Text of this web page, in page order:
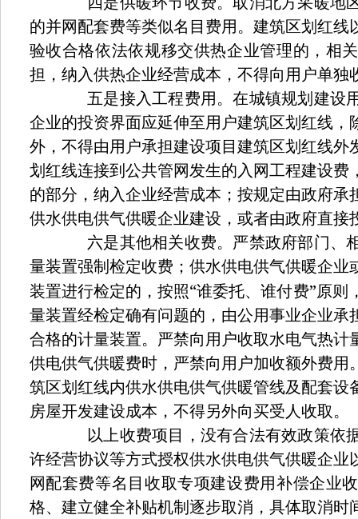
的并网配套费等类似名目费用。建筑区划红线
验收合格依法依规移交供热企业管理的，相
担，纳入供热企业经营成本，不得向用户单独
五是接入工程费用。在城镇规划建设
企业的投资界面应延伸至用户建筑区划红线，
外，不得由用户承担建设项目建筑区划红线外
划红线连接到公共管网发生的入网工程建设费
的部分，纳入企业经营成本；按规定由政府承
供水供电供气供暖企业建设，或者由政府直接
六是其他相关收费。严禁政府部门、
量装置强制检定收费；供水供电供气供暖企业
装置进行检定的，按照“谁委托、谁付费”原则
量装置经检定确有问题的，由公用事业企业承
合格的计量装置。严禁向用户收取水电气热计
供电供气供暖费时，严禁向用户加收额外费用
筑区划红线内供水供电供气供暖管线及配套设
房屋开发建设成本，不得另外向买受人收取。
以上收费项目，没有合法有效政策依
许经营协议等方式授权供水供电供气供暖企业
网配套费等名目收取专项建设费用补偿企业
格、建立健全补贴机制逐步取消，具体取消时